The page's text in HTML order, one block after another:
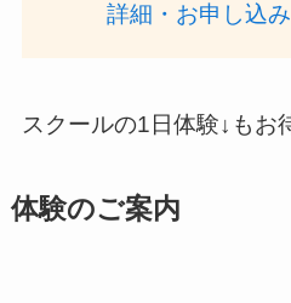
詳細・お申し込
スクールの1日体験↓もお
体験のご案内